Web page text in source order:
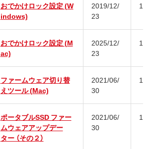
おでかけロック設定 (W
indows)
2019/12/
23
おでかけロック設定 (M
ac)
2025/12/
23
1.11
ファームウェア切り替
えツール (Mac)
2021/06/
30
ポータブルSSD ファー
ムウェアアップデー
ター （その２）
2021/06/
30